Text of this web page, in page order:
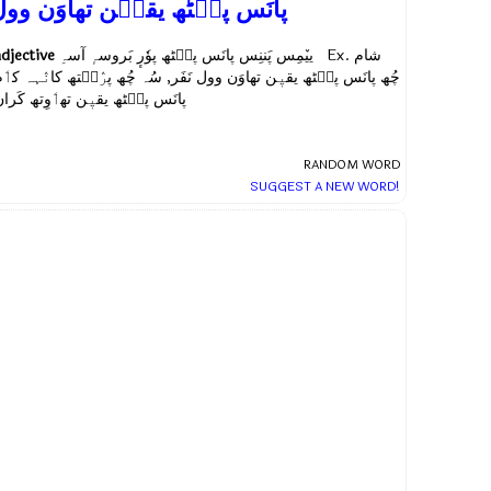
پانَس پٮ۪ٹھ یقیٖن تھاوَن
ییٚمِس پَننِس پانَس پٮ۪ٹھ پوٗرٕ بَروسہٕ آسہِ Ex. شام
چُھ پانَس پٮ۪ٹھ یقیٖن تھاوَن وول نَفَر, سُہ چُھ پرٛٮ۪تھ کانٛہہ
پانَس پٮ۪ٹھ یقیٖن تھٲوِتھ
RANDOM WORD
SUGGEST A NEW WORD!